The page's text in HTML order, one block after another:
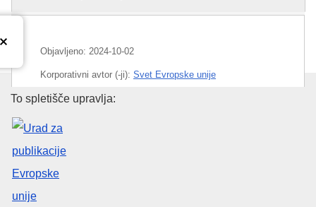
Objavljeno: 2024-10-02
Korporativni avtor (-ji): Svet Evropske unije
IMMC : ST 13615 2024 INIT
Urad za publikacije Evropske
To spletišče upravlja: